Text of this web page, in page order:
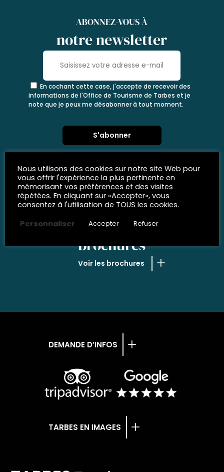
ABONNEZ-VOUS À
notre newsletter
En cochant cette case, j'accepte de recevoir des
informations de l'Office de Tourisme de Tarbes et je
note que je peux me désabonner à tout moment.
NOS
brochures
Voir les brochures
DEMANDE D’INFOS
TARBES EN IMAGES
Nous utilisons des cookies sur notre site Web pour
vous offrir l'expérience la plus pertinente en
mémorisant vos préférences et des visites
répétées. En cliquant sur «Accepter», vous
consentez à l'utilisation de TOUS les cookies.
Personnaliser
Accepter Refuser